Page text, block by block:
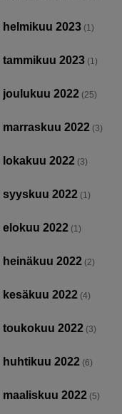
helmikuu 2023 (1)
tammikuu 2023 (1)
joulukuu 2022 (25)
marraskuu 2022 (3)
lokakuu 2022 (3)
syyskuu 2022 (1)
elokuu 2022 (1)
heinäkuu 2022 (2)
kesäkuu 2022 (4)
toukokuu 2022 (3)
huhtikuu 2022 (6)
maaliskuu 2022 (5)